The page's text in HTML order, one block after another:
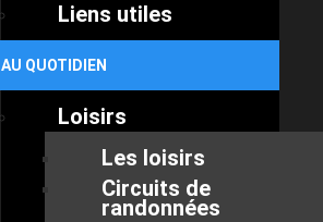
Liens utiles
AU QUOTIDIEN
Loisirs
Les loisirs
Circuits de
randonnées